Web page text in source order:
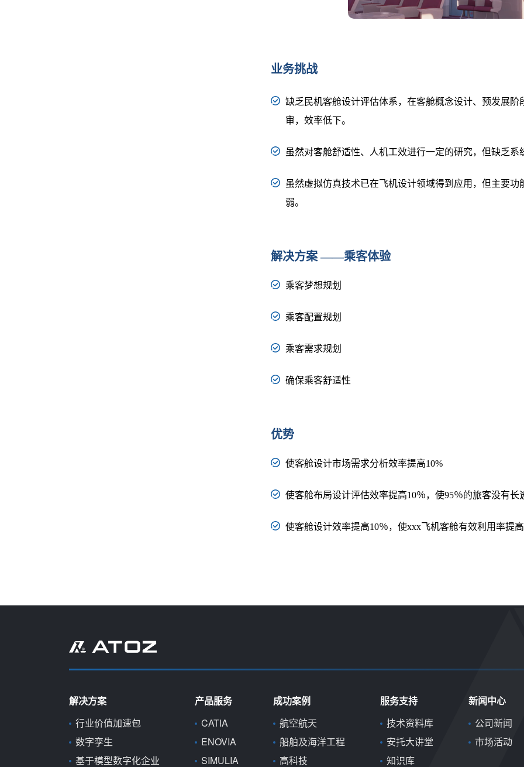
业务挑战
缺乏民机客舱设计评估体系，在客舱概念设计、预发展
审，效率低下。
虽然对客舱舒适性、人机工效进行一定的研究，但缺乏
虽然虚拟仿真技术已在飞机设计领域得到应用，但主要
弱。
解决方案 ——乘客体验
乘客梦想规划
乘客配置规划
乘客需求规划
确保乘客舒适性
优势
使客舱设计市场需求分析效率提高10%
使客舱布局设计评估效率提高10％，使95％的旅客没有长
使客舱设计效率提高10％，使xxx飞机客舱有效利用率提
解决方案
行业价值加速包
数字孪生
基于模型数字化企业
产品服务
CATIA
ENOVIA
SIMULIA
成功案例
航空航天
船舶及海洋工程
高科技
服务支持
技术资料库
安托大讲堂
知识库
新闻中心
公司新闻
市场活动